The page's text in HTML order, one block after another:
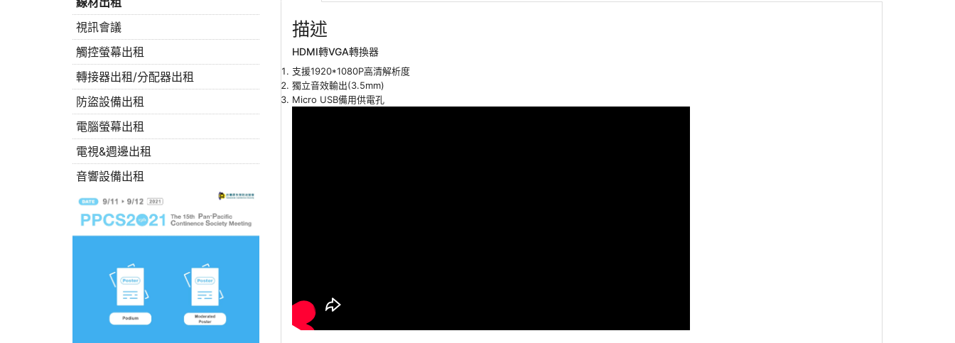
描述
HDMI轉VGA轉換器
支援1920*1080P高清解析度
獨立音效輸出(3.5mm)
Micro USB備用供電孔
視訊會議
觸控螢幕出租
轉接器出租/分配器出租
防盜設備出租
電腦螢幕出租
電視&週邊出租
音響設備出租